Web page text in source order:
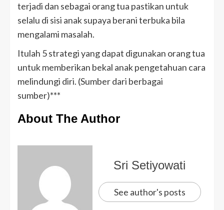
terjadi dan sebagai orang tua pastikan untuk
selalu di sisi anak supaya berani terbuka bila
mengalami masalah.
Itulah 5 strategi yang dapat digunakan orang tua
untuk memberikan bekal anak pengetahuan cara
melindungi diri. (Sumber dari berbagai
sumber)***
About The Author
Sri Setiyowati
See author's posts